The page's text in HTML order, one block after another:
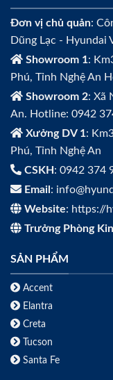
Đơn vị chủ quản:
Dũng Lạc - Hyundai
Showroom 1:
Phú, Tỉnh Nghệ An
Showroom 2: Xã
An. Hotline: 0942
Xưởng DV 1:
Phú, Tỉnh Nghệ An
CSKH : 0942 374
Email :
Website: https://
Trưởng Phòng
SẢN PHẨM
Accent
Elantra
Creta
Tucson
Santa Fe